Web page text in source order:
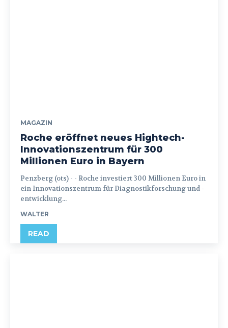
MAGAZIN
Roche eröffnet neues Hightech-
Innovationszentrum für 300
Millionen Euro in Bayern
Penzberg (ots) - - Roche investiert 300 Millionen Euro in
ein Innovationszentrum für Diagnostikforschung und -
entwicklung...
WALTER
READ